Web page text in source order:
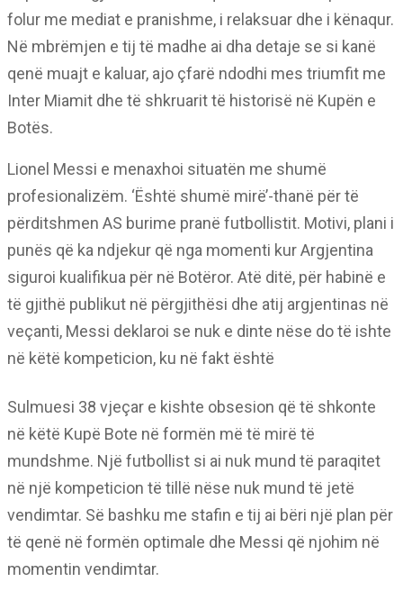
folur me mediat e pranishme, i relaksuar dhe i kënaqur.
Në mbrëmjen e tij të madhe ai dha detaje se si kanë
qenë muajt e kaluar, ajo çfarë ndodhi mes triumfit me
Inter Miamit dhe të shkruarit të historisë në Kupën e
Botës.
Lionel Messi e menaxhoi situatën me shumë
profesionalizëm. ‘Është shumë mirë’-thanë për të
përditshmen AS burime pranë futbollistit. Motivi, plani i
punës që ka ndjekur që nga momenti kur Argjentina
siguroi kualifikua për në Botëror. Atë ditë, për habinë e
të gjithë publikut në përgjithësi dhe atij argjentinas në
veçanti, Messi deklaroi se nuk e dinte nëse do të ishte
në këtë kompeticion, ku në fakt është
Sulmuesi 38 vjeçar e kishte obsesion që të shkonte
në këtë Kupë Bote në formën më të mirë të
mundshme. Një futbollist si ai nuk mund të paraqitet
në një kompeticion të tillë nëse nuk mund të jetë
vendimtar. Së bashku me stafin e tij ai bëri një plan për
të qenë në formën optimale dhe Messi që njohim në
momentin vendimtar.